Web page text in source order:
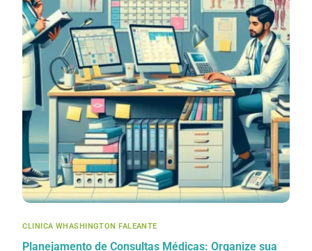
CLINICA WHASHINGTON FALEANTE
Planejamento de Consultas Médicas: Organize sua